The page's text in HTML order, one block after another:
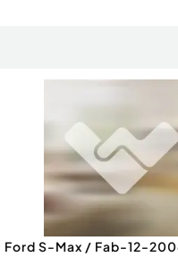
Ford S-Max / Fab-12-